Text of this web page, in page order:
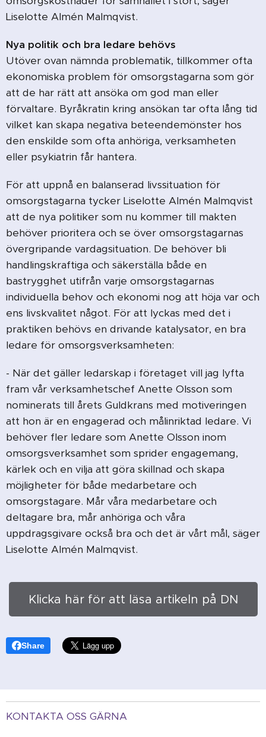
Liselotte Almén Malmqvist.
Nya politik och bra ledare behövs
Utöver ovan nämnda problematik, tillkommer ofta
ekonomiska problem för omsorgstagarna som gör
att de har rätt att ansöka om god man eller
förvaltare. Byråkratin kring ansökan tar ofta lång tid
vilket kan skapa negativa beteendemönster hos
den enskilde som ofta anhöriga, verksamheten
eller psykiatrin får hantera.
För att uppnå en balanserad livssituation för
omsorgstagarna tycker Liselotte Almén Malmqvist
att de nya politiker som nu kommer till makten
behöver prioritera och se över omsorgstagarnas
övergripande vardagsituation. De behöver bli
handlingskraftiga och säkerställa både en
bastrygghet utifrån varje omsorgstagarnas
individuella behov och ekonomi nog att höja var och
ens livskvalitet något. För att lyckas med det i
praktiken behövs en drivande katalysator, en bra
ledare för omsorgsverksamheten:
- När det gäller ledarskap i företaget vill jag lyfta
fram vår verksamhetschef Anette Olsson som
nominerats till årets Guldkrans med motiveringen
att hon är en engagerad och målinriktad ledare. Vi
behöver fler ledare som Anette Olsson inom
omsorgsverksamhet som sprider engagemang,
kärlek och en vilja att göra skillnad och skapa
möjligheter för både medarbetare och
omsorgstagare. Mår våra medarbetare och
deltagare bra, mår anhöriga och våra
uppdragsgivare också bra och det är vårt mål, säger
Liselotte Almén Malmqvist.
Klicka här för att läsa artikeln på DN
Share
KONTAKTA OSS GÄRNA